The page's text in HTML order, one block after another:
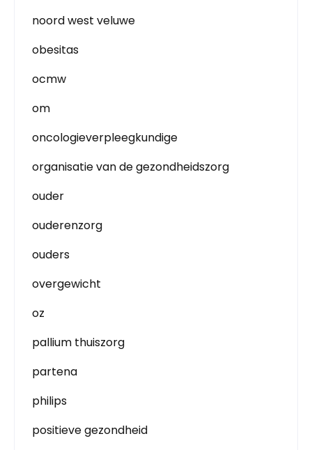
noord west veluwe
obesitas
ocmw
om
oncologieverpleegkundige
organisatie van de gezondheidszorg
ouder
ouderenzorg
ouders
overgewicht
oz
pallium thuiszorg
partena
philips
positieve gezondheid